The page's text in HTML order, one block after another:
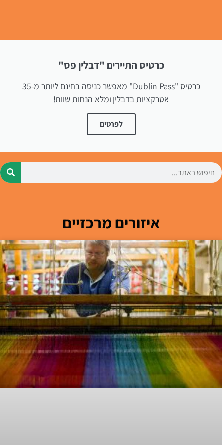
כרטיס התיירים "דבלין פס"
כרטיס "Dublin Pass" מאפשר כניסה בחינם ליותר מ-35
אטרקציות בדבלין ומלא הנחות שוות!
לפרטים
איזורים מרכזיים